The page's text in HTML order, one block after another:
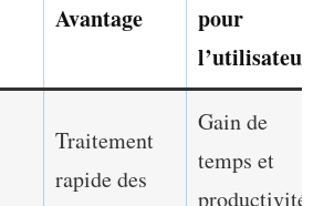
Avantage
pour
l’utilisateur
Traitement
rapide des
Gain de
temps et
productivité